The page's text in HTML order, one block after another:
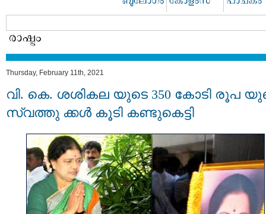
Thursday, February 11th, 2021
വി. കെ. ശശികല യുടെ 350 കോടി രൂപ
സ്വത്തു ക്കള്‍ കൂടി കണ്ടുകെട്ടി